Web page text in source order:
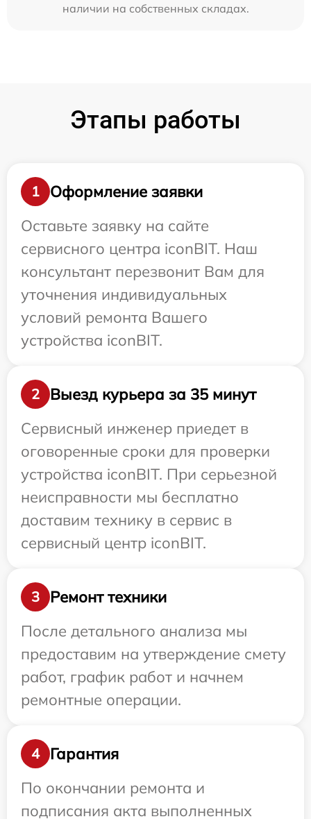
наличии на собственных складах.
Этапы работы
1
Оформление заявки
Оставьте заявку на сайте
сервисного центра iconBIT. Наш
консультант перезвонит Вам для
уточнения индивидуальных
условий ремонта Вашего
устройства iconBIT.
2
Выезд курьера за 35 минут
Сервисный инженер приедет в
оговоренные сроки для проверки
устройства iconBIT. При серьезной
неисправности мы бесплатно
доставим технику в сервис в
сервисный центр iconBIT.
3
Ремонт техники
После детального анализа мы
предоставим на утверждение смету
работ, график работ и начнем
ремонтные операции.
4
Гарантия
По окончании ремонта и
подписания акта выполненных